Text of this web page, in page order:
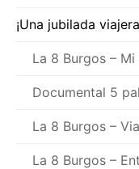
¡Una jubilada
La 8 Burgos –
Documental 5
La 8 Burgos –
La 8 Burgos –